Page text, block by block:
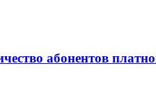
абонентов